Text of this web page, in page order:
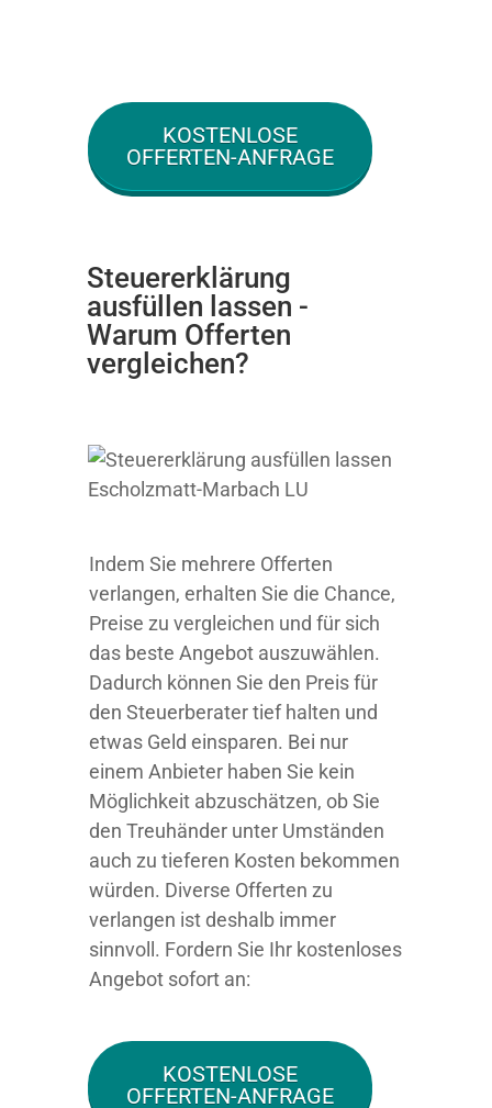
KOSTENLOSE
OFFERTEN-ANFRAGE
Steuererklärung
ausfüllen lassen -
Warum Offerten
vergleichen?
Indem Sie mehrere Offerten
verlangen, erhalten Sie die Chance,
Preise zu vergleichen und für sich
das beste Angebot auszuwählen.
Dadurch können Sie den Preis für
den Steuerberater tief halten und
etwas Geld einsparen. Bei nur
einem Anbieter haben Sie kein
Möglichkeit abzuschätzen, ob Sie
den Treuhänder unter Umständen
auch zu tieferen Kosten bekommen
würden. Diverse Offerten zu
verlangen ist deshalb immer
sinnvoll. Fordern Sie Ihr kostenloses
Angebot sofort an:
KOSTENLOSE
OFFERTEN-ANFRAGE